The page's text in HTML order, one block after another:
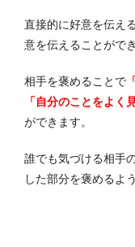
直接的に好意を伝え
意を伝えることがで
相手を褒めることで
「自分のことをよく
ができます。
誰でも気づける相手
した部分を褒めるよ